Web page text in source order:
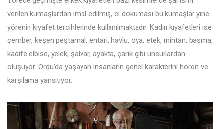
verilen kumaşlardan imal edilmiş, el dokuması bu kumaşlar yine
yörenin kıyafet tercihlerinde kullanılmaktadır. Kadın kıyafetleri ise
çember, keşen peştamal, entari, havlu, oya, etek, mintan, basma,
kadife elbise, yelek, şalvar, ayakta, çarık gibi unsurlardan
oluşuyor. Ordu’da yaşayan insanların genel karakterini horon ve
karşılama yansıtıyor.